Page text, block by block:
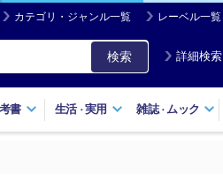
カテゴリ・ジャンル一覧 レーベル一覧
検索 詳細検索
書 生活・実用 雑誌・ ムック